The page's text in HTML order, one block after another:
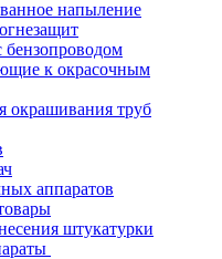
напыление
к окрасочным
окрашивания труб
аппаратов
штукатурки